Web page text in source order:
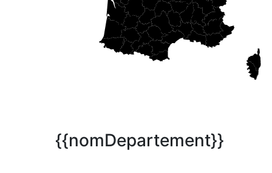
{{nomDepartement}}